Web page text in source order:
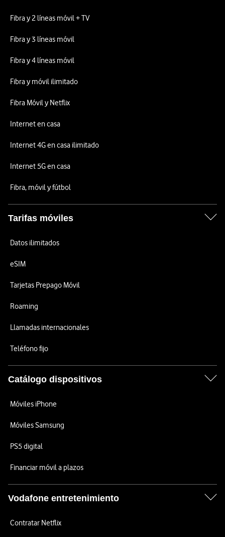
Fibra y 2 líneas móvil + TV
Fibra y 3 líneas móvil
Fibra y 4 líneas móvil
Fibra y móvil ilimitado
Fibra Móvil y Netflix
Internet en casa
Internet 4G en casa ilimitado
Internet 5G en casa
Fibra, móvil y fútbol
Tarifas móviles
Datos ilimitados
eSIM
Tarjetas Prepago Móvil
Roaming
Llamadas internacionales
Teléfono fijo
Catálogo dispositivos
Móviles iPhone
Móviles Samsung
PS5 digital
Financiar móvil a plazos
Vodafone entretenimiento
Contratar Netflix